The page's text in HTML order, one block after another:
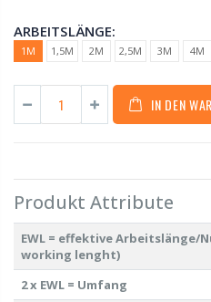
ARBEITSLÄNGE:
1M 1,5M 2M 2,5M 3M 4M
IN DEN
Produkt Attribute
EWL = effektive Arbeitslänge/
working lenght)
2 x EWL = Umfang